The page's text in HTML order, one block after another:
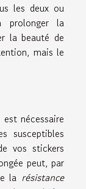
les deux ou
prolonger la
la beauté de
mais le
nécessaire
susceptibles
vos stickers
peut, par
la résistance